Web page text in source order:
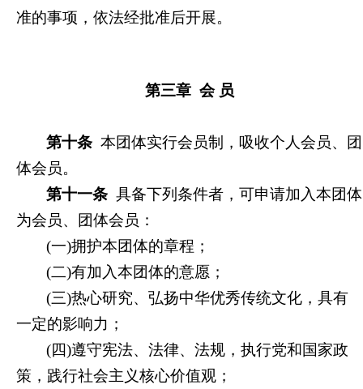
准的事项，依法经批准后开展。
第三章 会 员
第十条 本团体实行会员制，吸收个人会员、团
体会员。
第十一条 具备下列条件者，可申请加入本团体
为会员、团体会员：
(一)拥护本团体的章程；
(二)有加入本团体的意愿；
(三)热心研究、弘扬中华优秀传统文化，具有
一定的影响力；
(四)遵守宪法、法律、法规，执行党和国家政
策，践行社会主义核心价值观；